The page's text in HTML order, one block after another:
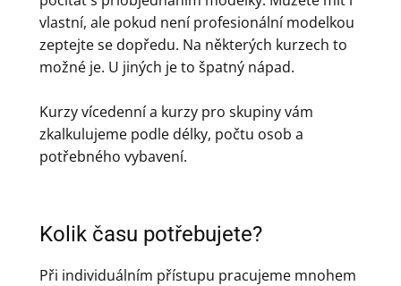
vlastní, ale pokud není profesionální modelkou
zeptejte se dopředu. Na některých kurzech to
možné je. U jiných je to špatný nápad.
Kurzy vícedenní a kurzy pro skupiny vám
zkalkulujeme podle délky, počtu osob a
potřebného vybavení.
Kolik času potřebujete?
Při individuálním přístupu pracujeme mnohem